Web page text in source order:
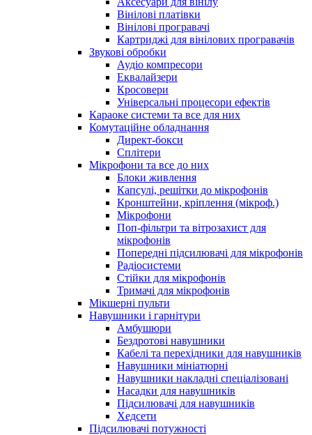
Вінілові платівки
Вінілові програвачі
Картриджі для вінілових програвачів
Звукові обробки
Аудіо компресори
Еквалайзери
Кросовери
Універсальні процесори ефектів
Караоке системи та все для них
Комутаційне обладнання
Директ-бокси
Сплітери
Мікрофони та все до них
Блоки живлення
Капсулі, решітки до мікрофонів
Кронштейни, кріплення (мікроф.)
Мікрофони
Поп-фільтри та вітрозахист для
мікрофонів
Попередні підсилювачі для мікрофонів
Радіосистеми
Стійки для мікрофонів
Тримачі для мікрофонів
Мікшерні пульти
Навушники і гарнітури
Амбушюри
Бездротові навушники
Кабелі та перехідники для навушників
Навушники мініатюрні
Навушники накладні спеціалізовані
Насадки для навушників
Підсилювачі для навушників
Хедсети
Підсилювачі потужності